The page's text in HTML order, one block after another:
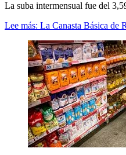
La suba intermensual fue del
Lee más: La Canasta Básica de